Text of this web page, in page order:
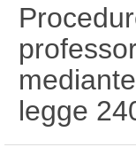
legge